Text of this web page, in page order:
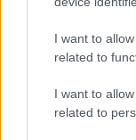
I want to
related to
I want to
related to
στον κοινό
καμία εντύπωση
ΜΜΕ», ο Κώστας
στα Μέσα ήταν